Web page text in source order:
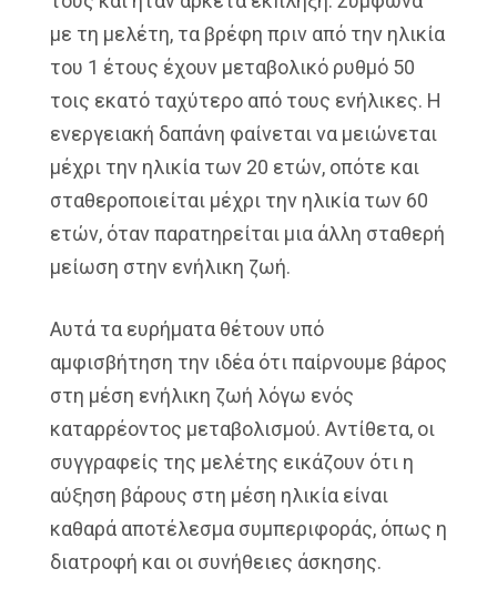
με τη μελέτη, τα βρέφη πριν από την ηλικία
του 1 έτους έχουν μεταβολικό ρυθμό 50
τοις εκατό ταχύτερο από τους ενήλικες. Η
ενεργειακή δαπάνη φαίνεται να μειώνεται
μέχρι την ηλικία των 20 ετών, οπότε και
σταθεροποιείται μέχρι την ηλικία των 60
ετών, όταν παρατηρείται μια άλλη σταθερή
μείωση στην ενήλικη ζωή.
Αυτά τα ευρήματα θέτουν υπό
αμφισβήτηση την ιδέα ότι παίρνουμε βάρος
στη μέση ενήλικη ζωή λόγω ενός
καταρρέοντος μεταβολισμού. Αντίθετα, οι
συγγραφείς της μελέτης εικάζουν ότι η
αύξηση βάρους στη μέση ηλικία είναι
καθαρά αποτέλεσμα συμπεριφοράς, όπως η
διατροφή και οι συνήθειες άσκησης.